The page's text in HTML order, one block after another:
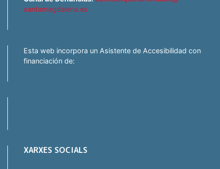
santamagdalena.es
Esta web incorpora un Asistente de Accesibilidad con
financiación de:
XARXES SOCIALS